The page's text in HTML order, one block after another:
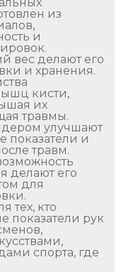
из
и
вес делают его
и хранения.
кисти,
их
травмы.
улучшают
показатели и
травм.
делают его
для
тех, кто
показатели рук
спорта, где